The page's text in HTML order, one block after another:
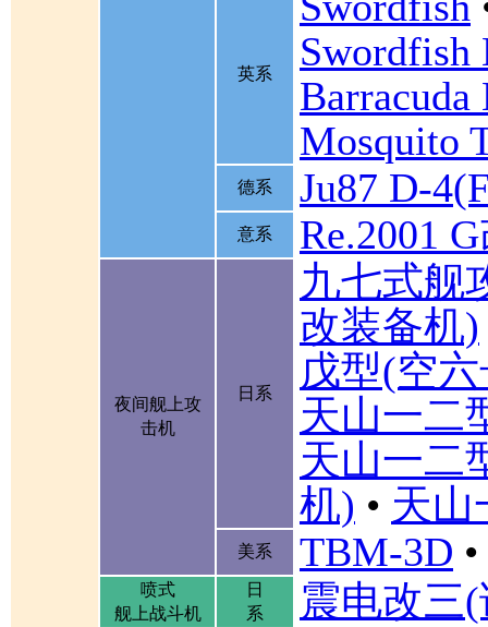
英系
Mosquito
德系 Ju87 D-
意系 Re.2001
夜间舰上攻
击机
日系
九七式舰
改装备机)
戊型(空
天山一二
天山一二
机) • 天山
美系 TBM-3D •
喷式
舰上战斗机
日
系
震电改三